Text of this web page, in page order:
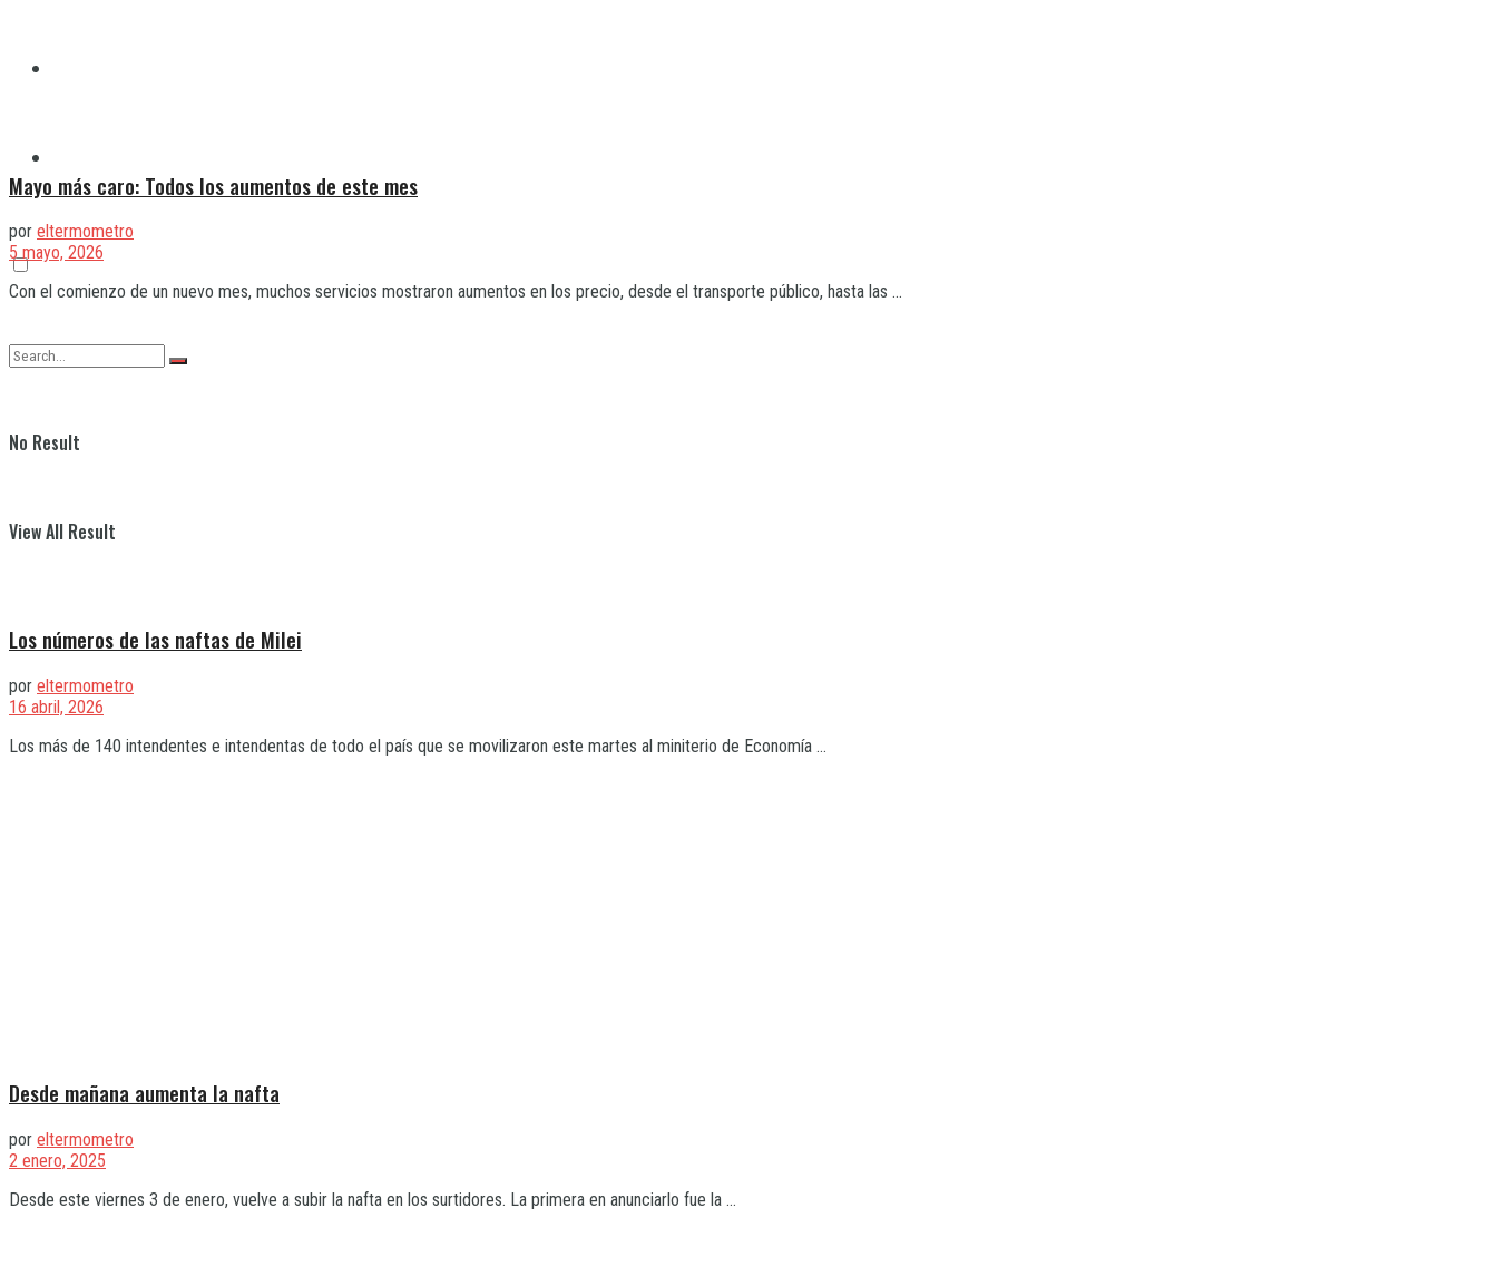
No Result
View All Result
Mayo más caro: Todos los aumentos de este mes
por eltermometro
5 mayo, 2026
Con el comienzo de un nuevo mes, muchos servicios mostraron aumentos en los precio, desde el transporte público, hasta las ...
Los números de las naftas de Milei
por eltermometro
16 abril, 2026
Los más de 140 intendentes e intendentas de todo el país que se movilizaron este martes al miniterio de Economía ...
Desde mañana aumenta la nafta
por eltermometro
2 enero, 2025
Desde este viernes 3 de enero, vuelve a subir la nafta en los surtidores. La primera en anunciarlo fue la ...